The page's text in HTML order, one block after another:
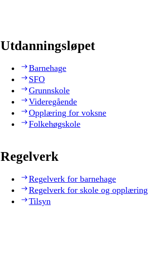
Utdanningsløpet
Barnehage
SFO
Grunnskole
Videregående
Opplæring for voksne
Folkehøgskole
Regelverk
Regelverk for barnehage
Regelverk for skole og opplæring
Tilsyn